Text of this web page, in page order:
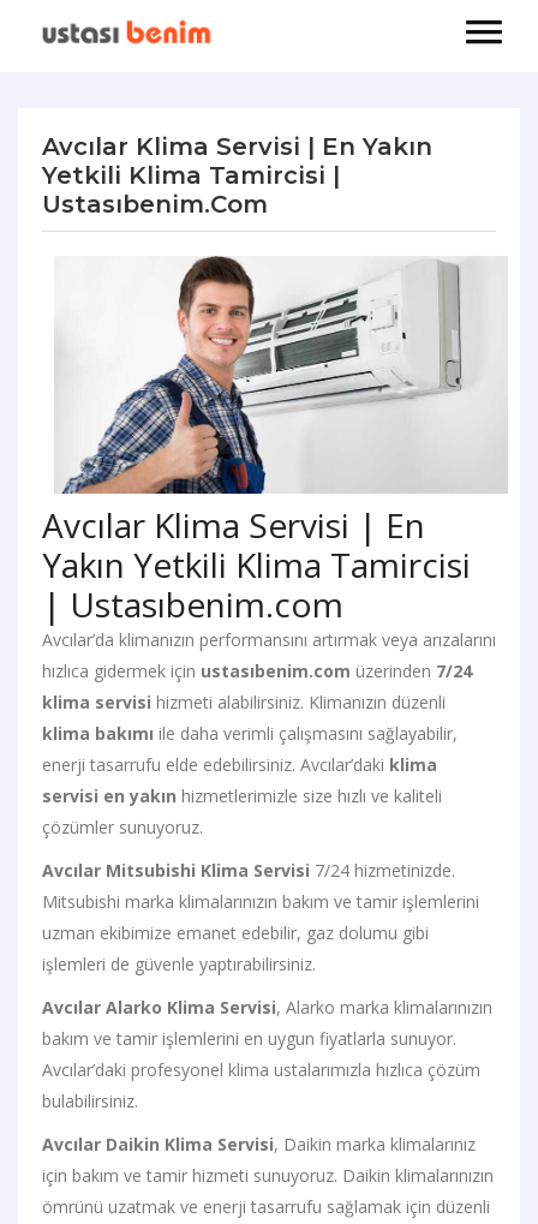
Avcılar Klima Servisi | En Yakın
Yetkili Klima Tamircisi |
Ustasıbenim.com
Avcılar Klima Servisi | En
Yakın Yetkili Klima Tamircisi
| Ustasıbenim.com
Avcılar’da klimanızın performansını artırmak veya arızalarını
hızlıca gidermek için ustasıbenim.com üzerinden 7/24
klima servisi hizmeti alabilirsiniz. Klimanızın düzenli
klima bakımı ile daha verimli çalışmasını sağlayabilir,
enerji tasarrufu elde edebilirsiniz. Avcılar’daki klima
servisi en yakın hizmetlerimizle size hızlı ve kaliteli
çözümler sunuyoruz.
Avcılar Mitsubishi Klima Servisi 7/24 hizmetinizde.
Mitsubishi marka klimalarınızın bakım ve tamir işlemlerini
uzman ekibimize emanet edebilir, gaz dolumu gibi
işlemleri de güvenle yaptırabilirsiniz.
Avcılar Alarko Klima Servisi, Alarko marka klimalarınızın
bakım ve tamir işlemlerini en uygun fiyatlarla sunuyor.
Avcılar’daki profesyonel klima ustalarımızla hızlıca çözüm
bulabilirsiniz.
Avcılar Daikin Klima Servisi, Daikin marka klimalarınız
için bakım ve tamir hizmeti sunuyoruz. Daikin klimalarınızın
ömrünü uzatmak ve enerji tasarrufu sağlamak için düzenli